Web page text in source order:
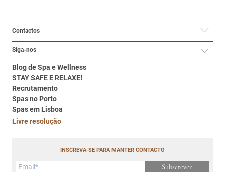
Contactos
Siga-nos
Blog de Spa e Wellness
STAY SAFE E RELAXE!
Recrutamento
Spas no Porto
Spas em Lisboa
Livre resolução
INSCREVA-SE PARA MANTER CONTACTO
Subscrever